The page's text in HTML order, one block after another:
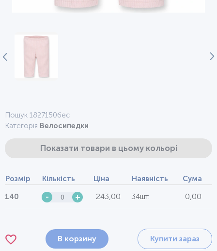
Пошук 1827150бес
Категорія Велосипедки
Показати товари в цьому кольорі
Розмір Кількість Ціна Наявність Сума
140 - + 243,00 34шт. 0,00
В корзину Купити зараз